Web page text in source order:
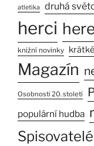
atletika druhá
herci
knižní novinky
Magazín
Osobnosti 20. století
populární hudba
Spisovatelé